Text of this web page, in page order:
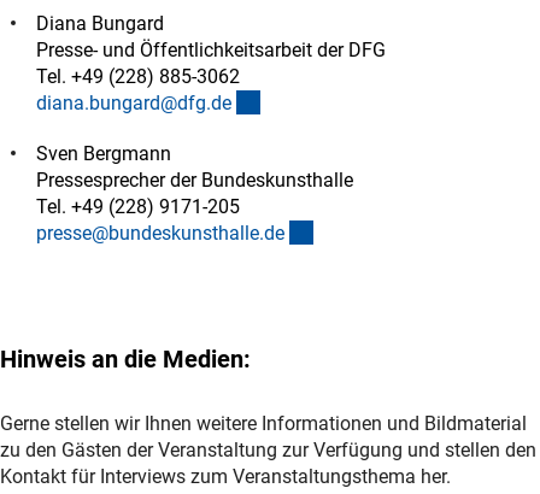
Diana Bungard
Presse- und Öffentlichkeitsarbeit der DFG
Tel. +49 (228) 885-3062
diana.bungard@dfg.de
Sven Bergmann
Pressesprecher der Bundeskunsthalle
Tel. +49 (228) 9171-205
presse@bundeskunsthalle.de
Hinweis an die Medien:
Gerne stellen wir Ihnen weitere Informationen und Bildmaterial
zu den Gästen der Veranstaltung zur Verfügung und stellen den
Kontakt für Interviews zum Veranstaltungsthema her.